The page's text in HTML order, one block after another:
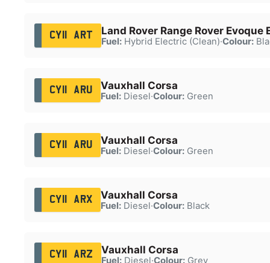
CY11 ART Land Rover Range Rover Evoque
Fuel:Hybrid Electric (Clean)·Colour:
CY11 ARU Vauxhall Corsa
Fuel:Diesel·Colour:Green
CY11 ARU Vauxhall Corsa
Fuel:Diesel·Colour:Green
CY11 ARX Vauxhall Corsa
Fuel:Diesel·Colour:Black
CY11 ARZ Vauxhall Corsa
Fuel:Diesel·Colour:Grey